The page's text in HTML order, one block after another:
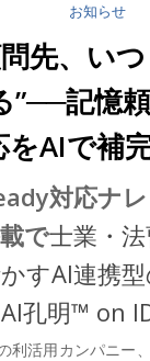
お知らせ
先、い
”──記憶
をAIで補
対応ナ
で士業・
すAI連携
AI孔明™︎ on
利活用カンパニー